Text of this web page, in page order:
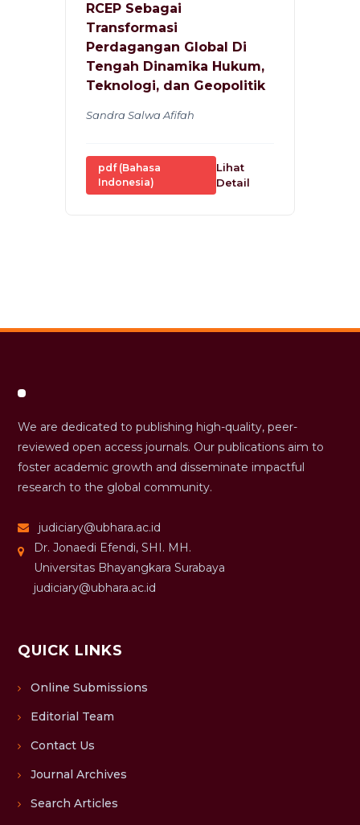
RCEP Sebagai
Transformasi
Perdagangan Global Di
Tengah Dinamika Hukum,
Teknologi, dan Geopolitik
Sandra Salwa Afifah
pdf (Bahasa
Indonesia)
Lihat
Detail
We are dedicated to publishing high-quality, peer-
reviewed open access journals. Our publications aim to
foster academic growth and disseminate impactful
research to the global community.
judiciary@ubhara.ac.id
Dr. Jonaedi Efendi, SHI. MH.
Universitas Bhayangkara Surabaya
judiciary@ubhara.ac.id
QUICK LINKS
Online Submissions
Editorial Team
Contact Us
Journal Archives
Search Articles